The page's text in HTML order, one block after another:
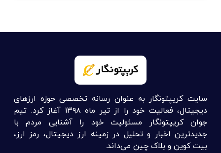
سایت کریپتونگار به عنوان رسانه تخصصی حوزه ارزهای
دیجیتال، فعالیت خود را از تیر ماه ۱۳۹۸ آغاز کرد. تیم
جوان کریپتونگار مسئولیت خود را آشنایی مردم با
جدیدترین اخبار و تحلیل در زمینه ارز دیجیتال، رمز ارز،
بیت کوین و بلاک چین می‌داند.